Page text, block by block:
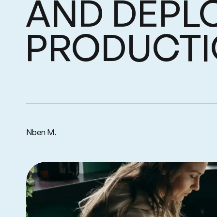
Buildinga REST
AND
Nben M.